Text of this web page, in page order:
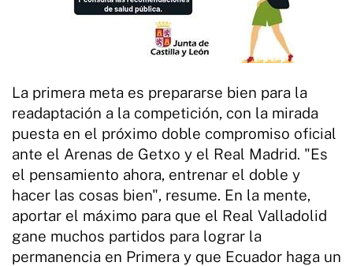
La primera meta es prepararse bien para la
readaptación a la competición, con la mirada
puesta en el próximo doble compromiso oficial
ante el Arenas de Getxo y el Real Madrid. "Es
el pensamiento ahora, entrenar el doble y
hacer las cosas bien", resume. En la mente,
aportar el máximo para que el Real Valladolid
gane muchos partidos para lograr la
permanencia en Primera y que Ecuador haga un